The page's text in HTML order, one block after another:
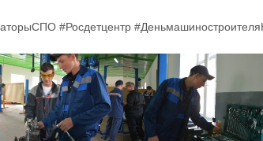
#Росдетцентр